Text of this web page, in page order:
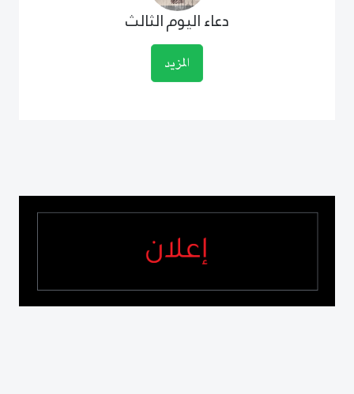
دعاء اليوم الثالث
المزيد